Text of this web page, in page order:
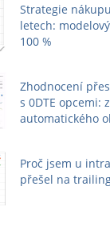
Strategie
letech:
100 %
Zhodnocení
s 0DTE opcemi:
automatického
Proč jsem u
přešel na